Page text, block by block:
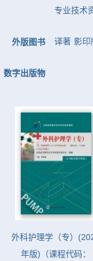
专业技术
外版图书 译著 影印
数字出版物
外科护理学（专）
年版)（课程代码：